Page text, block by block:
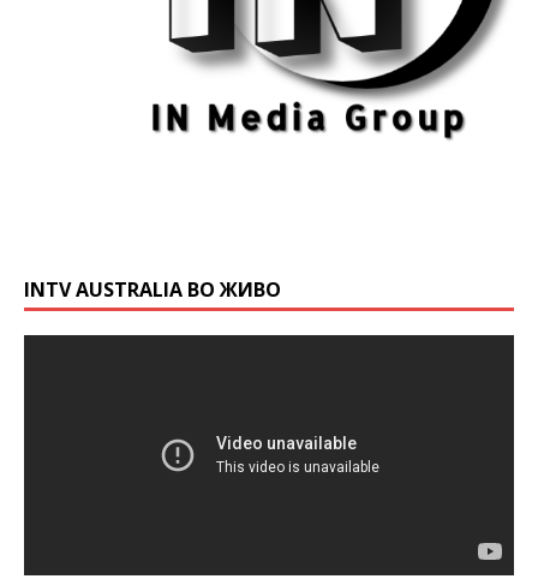
INTV AUSTRALIA ВО ЖИВО